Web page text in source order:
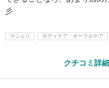
彡
マシェリ ボディケア・オーラルケア
クチコミ詳